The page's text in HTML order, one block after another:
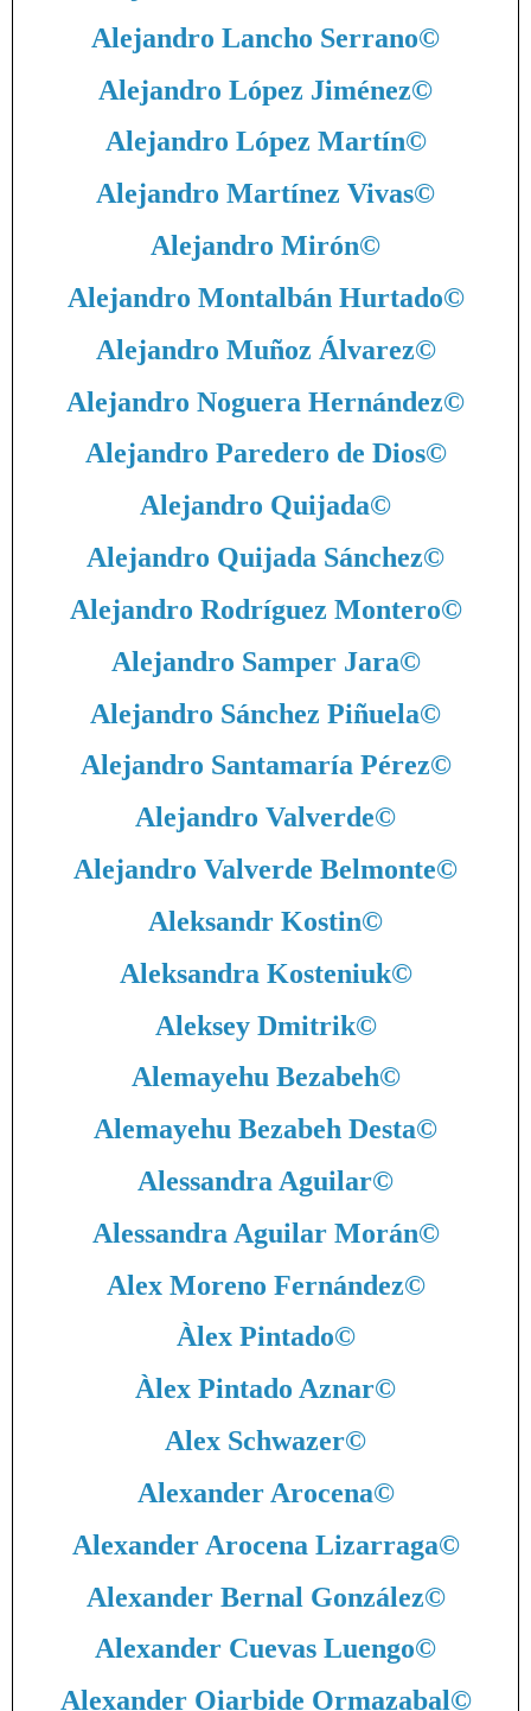
Alejandro Lancho Serrano©
Alejandro López Jiménez©
Alejandro López Martín©
Alejandro Martínez Vivas©
Alejandro Mirón©
Alejandro Montalbán Hurtado©
Alejandro Muñoz Álvarez©
Alejandro Noguera Hernández©
Alejandro Paredero de Dios©
Alejandro Quijada©
Alejandro Quijada Sánchez©
Alejandro Rodríguez Montero©
Alejandro Samper Jara©
Alejandro Sánchez Piñuela©
Alejandro Santamaría Pérez©
Alejandro Valverde©
Alejandro Valverde Belmonte©
Aleksandr Kostin©
Aleksandra Kosteniuk©
Aleksey Dmitrik©
Alemayehu Bezabeh©
Alemayehu Bezabeh Desta©
Alessandra Aguilar©
Alessandra Aguilar Morán©
Alex Moreno Fernández©
Àlex Pintado©
Àlex Pintado Aznar©
Alex Schwazer©
Alexander Arocena©
Alexander Arocena Lizarraga©
Alexander Bernal González©
Alexander Cuevas Luengo©
Alexander Oiarbide Ormazabal©